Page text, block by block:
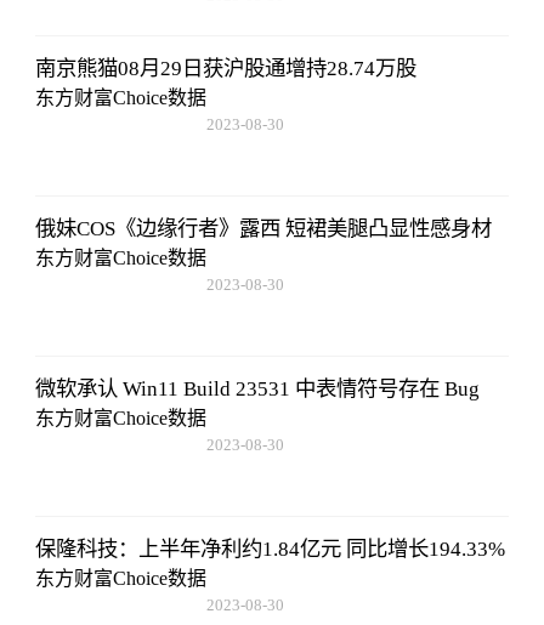
南京熊猫08月29日获沪股通增持28.74万股
东方财富Choice数据
2023-08-30
俄妹COS《边缘行者》露西 短裙美腿凸显性感身材
东方财富Choice数据
2023-08-30
微软承认 Win11 Build 23531 中表情符号存在 Bug
东方财富Choice数据
2023-08-30
保隆科技：上半年净利约1.84亿元 同比增长194.33%
东方财富Choice数据
2023-08-30